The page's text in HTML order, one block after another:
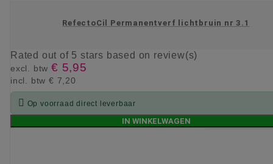
RefectoCil Permanentverf lichtbruin nr 3.1
Rated out of 5 stars based on review(s)
excl. btw € 5,95
incl. btw € 7,20
 Op voorraad direct leverbaar
IN WINKELWAGEN